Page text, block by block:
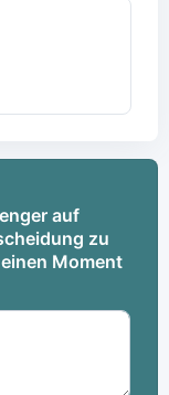
auf
zu
Moment